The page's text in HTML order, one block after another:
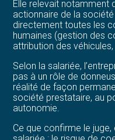
Elle relevait notamment
actionnaire de la
directement toutes les
humaines (gestion des
attribution des
Selon la salariée,
pas à un rôle de
réalité de façon
société prestataire, au
autonomie.
Ce que confirme le